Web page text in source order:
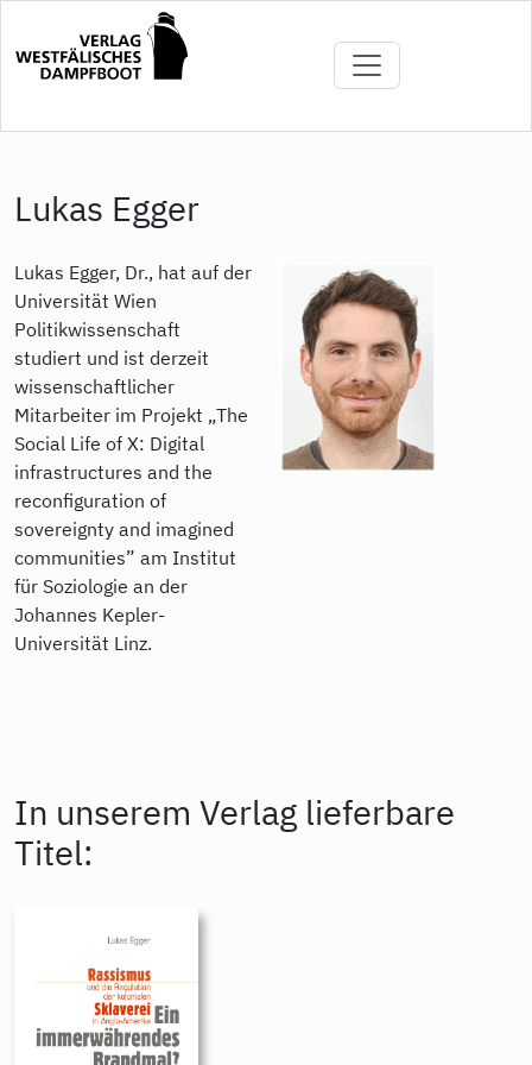
Inhalt
Lukas Egger
Lukas Egger, Dr., hat auf der
Universität Wien
Politikwissenschaft
studiert und ist derzeit
wissenschaftlicher
Mitarbeiter im Projekt „The
Social Life of X: Digital
infrastructures and the
reconfiguration of
sovereignty and imagined
communities” am Institut
für Soziologie an der
Johannes Kepler-
Universität Linz.
In unserem Verlag lieferbare
Titel: